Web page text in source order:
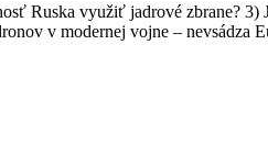
Ruska využiť jadrové zbrane? 3)
v modernej vojne – nevsádza